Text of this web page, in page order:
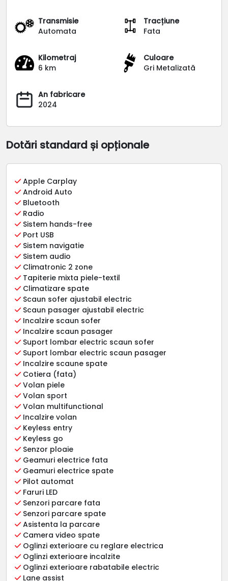
Transmisie
Automata
Tracțiune
Fata
Kilometraj
6 km
Culoare
Gri Metalizată
An fabricare
2024
Dotări standard și opționale
Apple Carplay
Android Auto
Bluetooth
Radio
Sistem hands-free
Port USB
Sistem navigatie
Sistem audio
Climatronic 2 zone
Tapiterie mixta piele-textil
Climatizare spate
Scaun sofer ajustabil electric
Scaun pasager ajustabil electric
Incalzire scaun sofer
Incalzire scaun pasager
Suport lombar electric scaun sofer
Suport lombar electric scaun pasager
Incalzire scaune spate
Cotiera (fata)
Volan piele
Volan sport
Volan multifunctional
Incalzire volan
Keyless entry
Keyless go
Senzor ploaie
Geamuri electrice fata
Geamuri electrice spate
Pilot automat
Faruri LED
Senzori parcare fata
Senzori parcare spate
Asistenta la parcare
Camera video spate
Oglinzi exterioare cu reglare electrica
Oglinzi exterioare incalzite
Oglinzi exterioare rabatabile electric
Lane assist